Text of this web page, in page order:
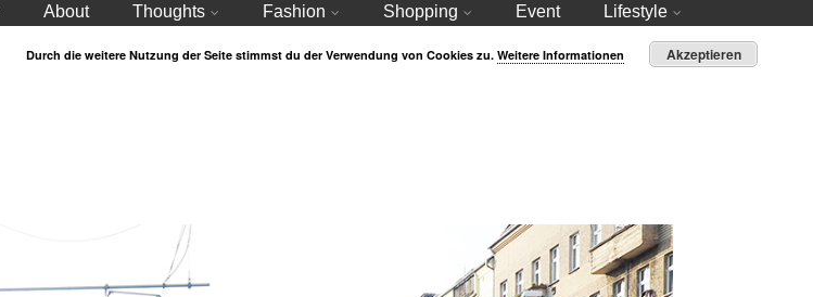
About Thoughts Fashion Shopping Event Lifestyle
Durch die weitere Nutzung der Seite stimmst du der Verwendung von Cookies zu. Weitere Informationen Akzeptieren